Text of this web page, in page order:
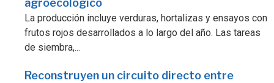
agroecológico
La producción incluye verduras, hortalizas y ensayos con
frutos rojos desarrollados a lo largo del año. Las tareas
de siembra,...
Reconstruyen un circuito directo entre